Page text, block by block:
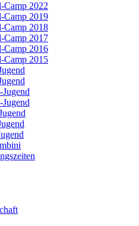
Camp 2022
Camp 2019
Camp 2018
Camp 2017
Camp 2016
Camp 2015